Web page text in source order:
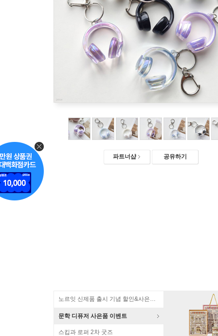
파트너샵 공유하기
노르잇 신제품 출시 기념 할인&사은품 증정!
문학 디퓨저 사은품 이벤트
스킵과 로퍼 2차 굿즈